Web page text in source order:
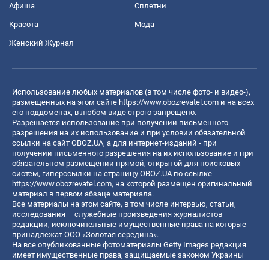
Афиша Сплетни
Красота Мода
Женский Журнал
Использование любых материалов (в том числе фото- и видео-),
размещенных на этом сайте https://www.obozrevatel.com и на всех
его поддоменах, в любом виде строго запрещено.
Разрешается использование при получении письменного
разрешения на их использование и при условии обязательной
ссылки на сайт OBOZ.UA, а для интернет-изданий - при
получении письменного разрешения на их использование и при
обязательном размещении прямой, открытой для поисковых
систем, гиперссылки на страницу OBOZ.UA по ссылке
https://www.obozrevatel.com, на которой размещен оригинальный
материал в первом абзаце материала.
Все материалы на этом сайте, в том числе интервью, статьи,
исследования – служебные произведения журналистов
редакции, исключительные имущественные права на которые
принадлежат ООО «Золотая середина».
На все опубликованные фотоматериалы Getty Images редакция
имеет имущественные права, защищаемые законом Украины